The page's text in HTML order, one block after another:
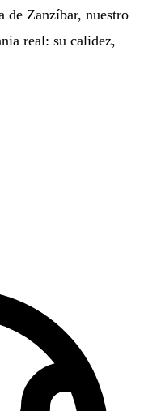
de Zanzíbar, nuestro
real: su calidez,